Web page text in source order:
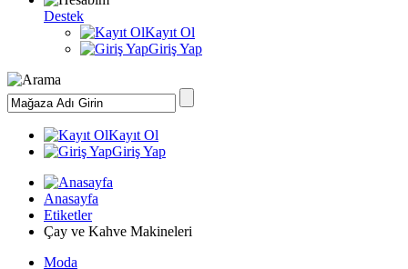
Destek
Kayıt Ol
Giriş Yap
Kayıt Ol
Giriş Yap
Anasayfa
Etiketler
Çay ve Kahve Makineleri
Moda